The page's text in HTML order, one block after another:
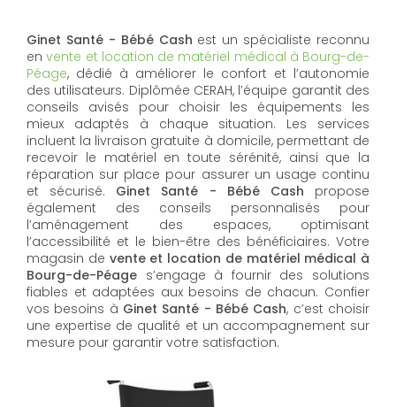
Ginet Santé - Bébé Cash est un spécialiste reconnu
envente et location de matériel médical à Bourg-de-
Péage, dédié à améliorer le confort et l’autonomie
des utilisateurs. Diplômée CERAH, l’équipe garantit des
conseils avisés pour choisir les équipements les
mieux adaptés à chaque situation. Les services
incluent la livraison gratuite à domicile, permettant de
recevoir le matériel en toute sérénité, ainsi que la
réparation sur place pour assurer un usage continu
et sécurisé. Ginet Santé - Bébé Cash propose
également des conseils personnalisés pour
l’aménagement des espaces, optimisant
l’accessibilité et le bien-être des bénéficiaires. Votre
magasin de vente et location de matériel médical à
Bourg-de-Péage s’engage à fournir des solutions
fiables et adaptées aux besoins de chacun. Confier
vos besoins à Ginet Santé - Bébé Cash, c’est choisir
une expertise de qualité et un accompagnement sur
mesure pour garantir votre satisfaction.